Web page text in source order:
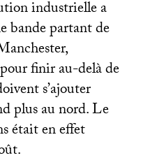
industrielle a
bande partant de
finir au-delà de
s’ajouter
plus au nord. Le
était en effet